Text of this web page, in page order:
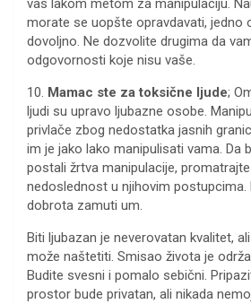
vas lakom metom za manipulaciju.
morate se uopšte opravdavati, jedno
dovoljno. Ne dozvolite drugima da
odgovornosti koje nisu vaše.
10. Mamac ste za toksične ljude;
ljudi su upravo ljubazne osobe.
privlače zbog nedostatka jasnih
im je jako lako manipulisati vama. Da
postali žrtva manipulacije,
nedoslednost u njihovim postupcima.
dobrota zamuti um.
Biti ljubazan je neverovatan kvalitet,
može naštetiti. Smisao života je
Budite svesni i pomalo sebični.
prostor bude privatan, ali nikada